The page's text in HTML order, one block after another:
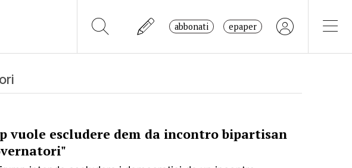
abbonati epaper
vuole escludere dem da incontro bipartisan